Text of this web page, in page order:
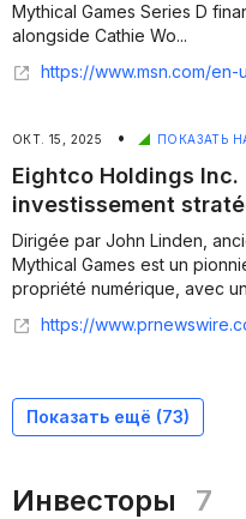
Mythical Games Series D
alongside Cathie Wo...
https://www.msn.com/en-us/money/other/eightco-holdings-makes-strategic-investment-in-mythical-games/ar-AA1OnGEW
ОКТ. 15, 2025 • ПОКАЗАТЬ
Eightco Holdings Inc.
investissement
Dirigée par John Linden,
Mythical Games est un
propriété numérique, avec
https://www.prnewswire.com/news-releases/eightco-holdings-inc-orbs-fait-un-investissement-strategique-dans-mythical-games-pour-accelerer-la-verification-humaine-et-lidentite-numerique-dans-les-jeux-
Показать ещё (73)
Инвесторы 7